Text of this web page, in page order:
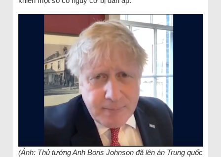
(Ảnh: Thủ tướng Anh Boris Johnson đã lên án Trung quốc